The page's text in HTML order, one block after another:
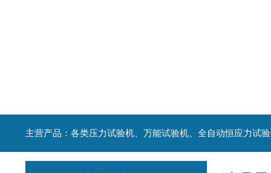
主营产品：各类压力试验机、万能试验机、全自动恒应力试